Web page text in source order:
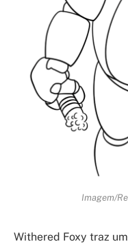
Imagem/
Withered Foxy traz